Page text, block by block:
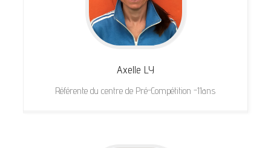
Axelle LY
Référente du centre de Pré-Compétition -11ans